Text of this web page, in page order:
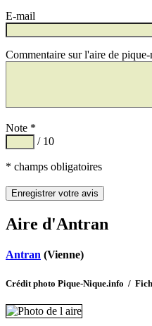
E-mail
Commentaire sur l'aire de
Note *
/ 10
* champs obligatoires
Aire d'Antran
Antran (Vienne)
Crédit photo Pique-Nique.info /